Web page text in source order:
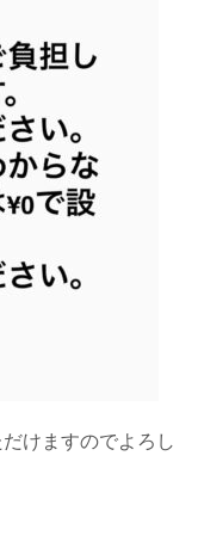
けますのでよろし